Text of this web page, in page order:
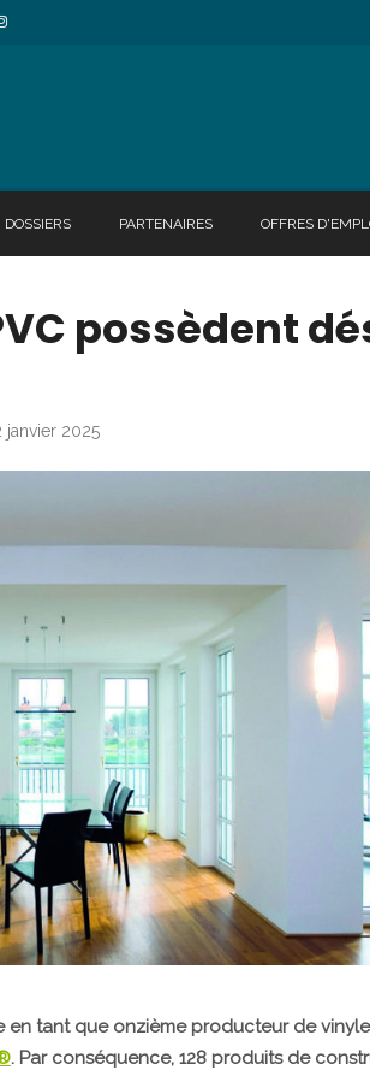
DOSSIERS PARTENAIRES OFFRES
possèdent
janvier 2025
en tant que onzième producteur de
. Par conséquence, 128 produits de